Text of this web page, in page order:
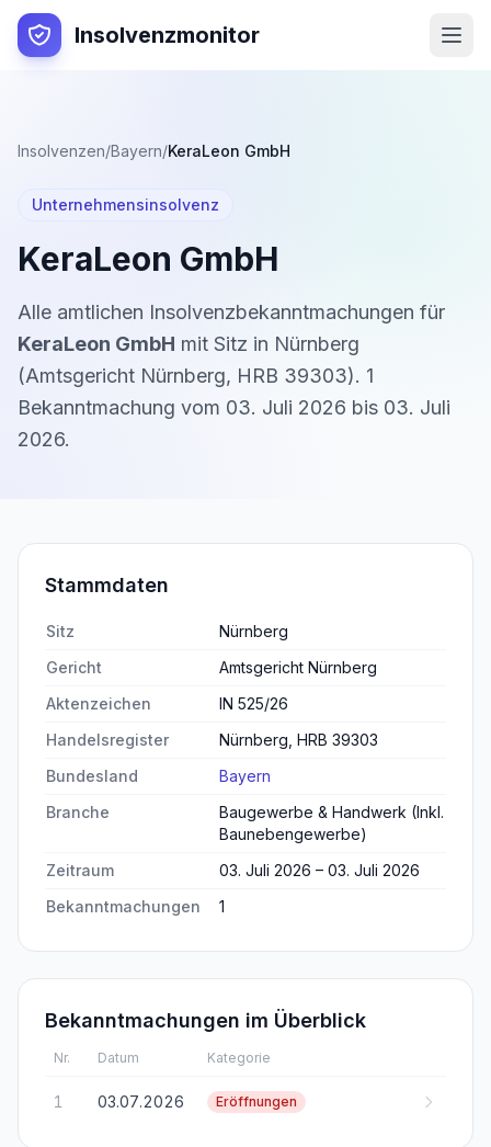
Insolvenzmonitor
Insolvenzen/Bayern/KeraLeon GmbH
Unternehmensinsolvenz
KeraLeon GmbH
Alle amtlichen Insolvenzbekanntmachungen für
KeraLeon GmbH mit Sitz in Nürnberg
(Amtsgericht Nürnberg, HRB 39303). 1
Bekanntmachung vom 03. Juli 2026 bis 03. Juli
2026.
Stammdaten
Sitz
Nürnberg
Gericht
Amtsgericht Nürnberg
Aktenzeichen
IN 525/26
Handelsregister
Nürnberg, HRB 39303
Bundesland
Bayern
Branche
Baugewerbe & Handwerk (Inkl.
Baunebengewerbe)
Zeitraum
03. Juli 2026 – 03. Juli 2026
Bekanntmachungen
1
Bekanntmachungen im Überblick
Nr. Datum Kategorie
1 03.07.2026 Eröffnungen